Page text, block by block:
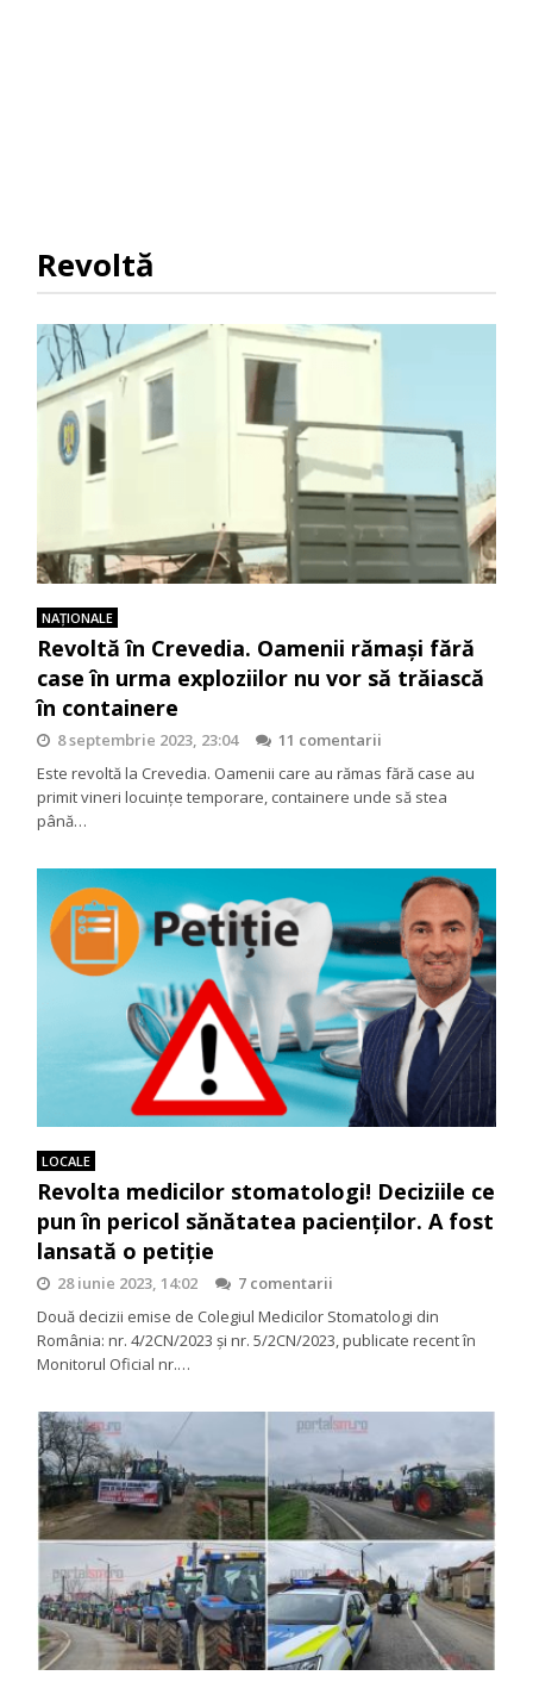
Revoltă
NAŢIONALE
Revoltă în Crevedia. Oamenii rămași fără
case în urma exploziilor nu vor să trăiască
în containere
8 septembrie 2023, 23:04
11 comentarii
Este revoltă la Crevedia. Oamenii care au rămas fără case au
primit vineri locuințe temporare, containere unde să stea
până…
LOCALE
Revolta medicilor stomatologi! Deciziile ce
pun în pericol sănătatea pacienților. A fost
lansată o petiție
28 iunie 2023, 14:02
7 comentarii
Două decizii emise de Colegiul Medicilor Stomatologi din
România: nr. 4/2CN/2023 și nr. 5/2CN/2023, publicate recent în
Monitorul Oficial nr.…